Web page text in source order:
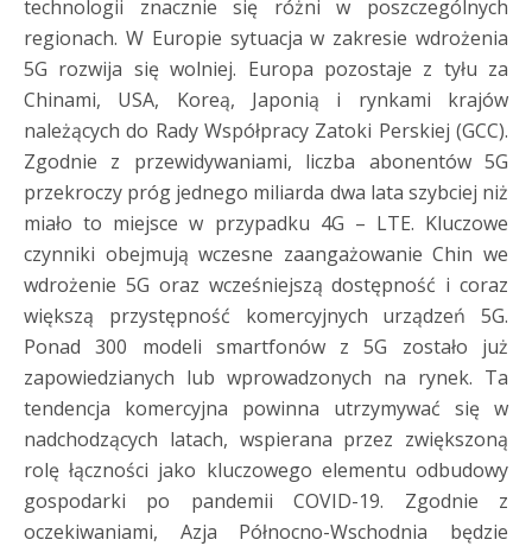
technologii znacznie się różni w poszczególnych
regionach. W Europie sytuacja w zakresie wdrożenia
5G rozwija się wolniej. Europa pozostaje z tyłu za
Chinami, USA, Koreą, Japonią i rynkami krajów
należących do Rady Współpracy Zatoki Perskiej (GCC).
Zgodnie z przewidywaniami, liczba abonentów 5G
przekroczy próg jednego miliarda dwa lata szybciej niż
miało to miejsce w przypadku 4G – LTE. Kluczowe
czynniki obejmują wczesne zaangażowanie Chin we
wdrożenie 5G oraz wcześniejszą dostępność i coraz
większą przystępność komercyjnych urządzeń 5G.
Ponad 300 modeli smartfonów z 5G zostało już
zapowiedzianych lub wprowadzonych na rynek. Ta
tendencja komercyjna powinna utrzymywać się w
nadchodzących latach, wspierana przez zwiększoną
rolę łączności jako kluczowego elementu odbudowy
gospodarki po pandemii COVID-19. Zgodnie z
oczekiwaniami, Azja Północno-Wschodnia będzie